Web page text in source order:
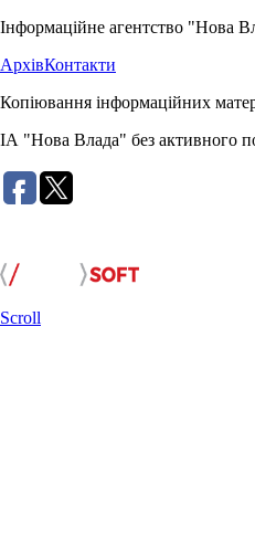
Інформаційне агентство "Нова
АрхівКонтакти
Копіювання інформаційних
ІА "Нова Влада" без активного
Scroll